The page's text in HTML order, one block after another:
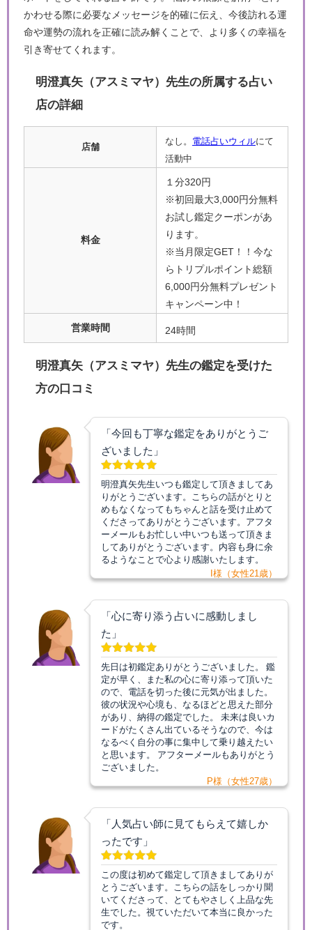
かわせる際に必要なメッセージを的確に伝え、今後訪れる運
命や運勢の流れを正確に読み解くことで、より多くの幸福を
引き寄せてくれます。
明澄真矢（アスミマヤ）先生の所属する占い
店の詳細
店舗
なし。 電話占いウィルにて
活動中
料金
１分320円
※初回最大3,000円分無料
お試し鑑定クーポンがあ
ります。
※当月限定GET！！今な
らトリプルポイント総額
6,000円分無料プレゼント
キャンペーン中！
営業時間 24時間
明澄真矢（アスミマヤ）先生の鑑定を受けた
方の口コミ
「今回も丁寧な鑑定をありがとうご
ざいました」
明澄真矢先生いつも鑑定して頂きましてあ
りがとうございます。こちらの話がとりと
めもなくなってもちゃんと話を受け止めて
くださってありがとうございます。アフタ
ーメールもお忙しい中いつも送って頂きま
してありがとうございます。内容も身に余
るようなことで心より感謝いたします。
I様（女性21歳）
「心に寄り添う占いに感動しまし
た」
先日は初鑑定ありがとうございました。 鑑
定が早く、また私の心に寄り添って頂いた
ので、電話を切った後に元気が出ました。
彼の状況や心境も、なるほどと思えた部分
があり、納得の鑑定でした。 未来は良いカ
ードがたくさん出ているそうなので、今は
なるべく自分の事に集中して乗り越えたい
と思います。 アフターメールもありがとう
ございました。
P様（女性27歳）
「人気占い師に見てもらえて嬉しか
ったです」
この度は初めて鑑定して頂きましてありが
とうございます。こちらの話をしっかり聞
いてくださって、とてもやさしく上品な先
生でした。視ていただいて本当に良かった
です。